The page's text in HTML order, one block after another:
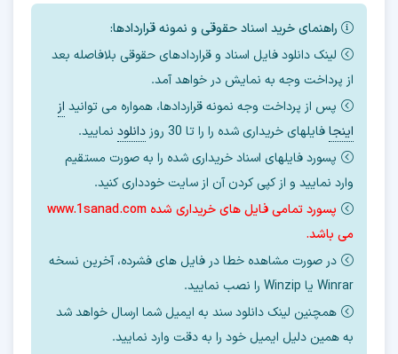
راهنمای خرید اسناد حقوقی و نمونه قراردادها:
لینک دانلود فایل اسناد و قراردادهای حقوقی بلافاصله بعد
از پرداخت وجه به نمایش در خواهد آمد.
پس از پرداخت وجه نمونه قراردادها، همواره می توانید از
اینجافایلهای خریداری شده را را تا 30 روز دانلود نمایید.
پسورد فایلهای اسناد خریداری شده را به صورت مستقیم
وارد نمایید و از کپی کردن آن از سایت خودداری کنید.
پسورد تمامی فایل های خریداری شده www.1sanad.com
می باشد.
در صورت مشاهده خطا در فایل های فشرده، آخرین نسخه
Winrar یا Winzip را نصب نمایید.
همچنین لینک دانلود سند به ایمیل شما ارسال خواهد شد
به همین دلیل ایمیل خود را به دقت وارد نمایید.